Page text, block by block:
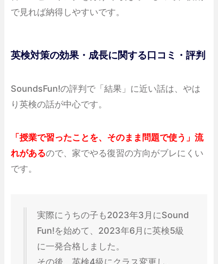
で見れば納得しやすいです。
英検対策の効果・成長に関する口コミ・評判
SoundsFun!の評判で「結果」に近い話は、やは
り英検の話が中心です。
「授業で習ったことを、そのまま問題で使う」流
れがあるので、家でやる復習の方向がブレにくい
です。
実際にうちの子も2023年3月にSound
Fun!を始めて、2023年6月に英検5級
に一発合格しました。
その後、英検4級にクラス変更し、